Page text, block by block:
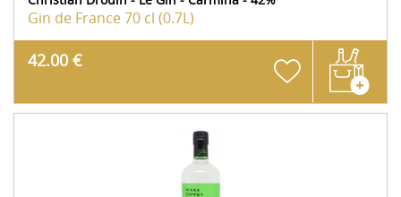
Gin de France70 cl (0.7L)
42.00 €